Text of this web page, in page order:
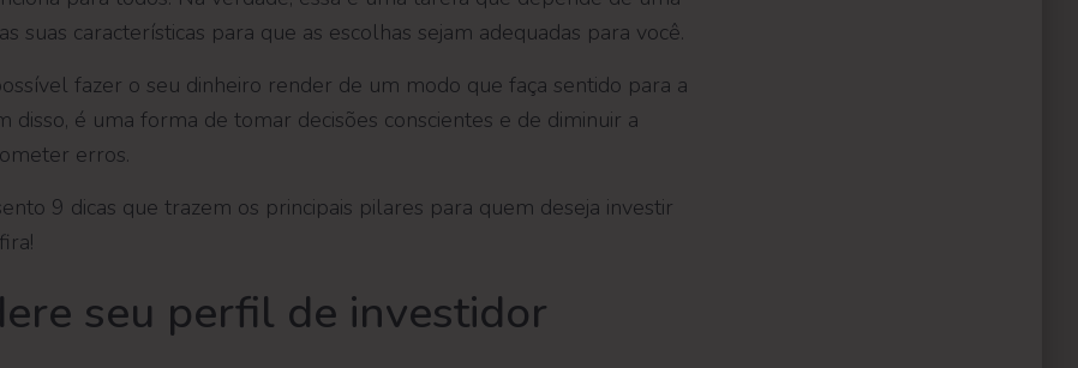
suas características para que as escolhas sejam adequadas para você.
fazer o seu dinheiro render de um modo que faça sentido para a
disso, é uma forma de tomar decisões conscientes e de diminuir a
erros.
9 dicas que trazem os principais pilares para quem deseja investir
seu perfil de investidor